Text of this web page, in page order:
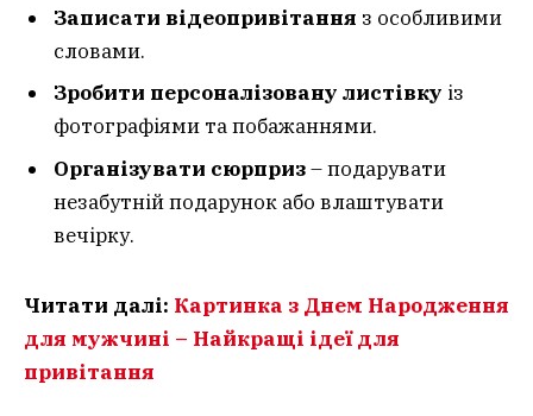
Записати відеопривітання з особливими
словами.
Зробити персоналізовану листівку із
фотографіями та побажаннями.
Організувати сюрприз– подарувати
незабутній подарунок або влаштувати
вечірку.
Читати далі: Картинка з Днем Народження
для мужчині – Найкращі ідеї для
привітання